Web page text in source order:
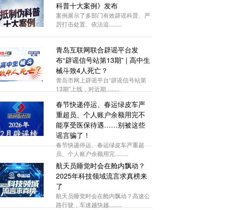
科普十大案例》发布
案例展示了多部门有效辟谣科普、严
厉打击处置、依法追.........
青岛互联网联合辟谣平台发
布“辟谣信号站第13期” | 高中生
械斗致4人死亡？
青岛市网上辟谣平台“辟谣信号站第
13期”上线，对近期.........
春节快递停运、春运绿皮车严
重超员、个人账户余额用完不
能享受医保待遇……别被这些
谣言骗了！
春节快递停运、春运绿皮车严重超
员、个人账户余额用完.........
航天员睡觉时会在舱内飘动？
2025年科技领域流言求真榜来
了
航天员睡觉时会在舱内飘动？高速公
路行驶，车速越快越.........